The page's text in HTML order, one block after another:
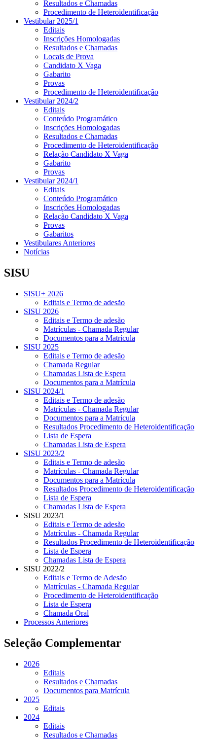
Resultados e Chamadas
Procedimento de Heteroidentificação
Vestibular 2025/1
Editais
Inscrições Homologadas
Resultados e Chamadas
Locais de Prova
Candidato X Vaga
Gabarito
Provas
Procedimento de Heteroidentificação
Vestibular 2024/2
Editais
Conteúdo Programático
Inscrições Homologadas
Resultados e Chamadas
Procedimento de Heteroidentificação
Relação Candidato X Vaga
Gabarito
Provas
Vestibular 2024/1
Editais
Conteúdo Programático
Inscrições Homologadas
Relação Candidato X Vaga
Provas
Gabaritos
Vestibulares Anteriores
Notícias
SISU
SISU+ 2026
Editais e Termo de adesão
SISU 2026
Editais e Termo de adesão
Matrículas - Chamada Regular
Documentos para a Matrícula
SISU 2025
Editais e Termo de adesão
Chamada Regular
Chamadas Lista de Espera
Documentos para a Matrícula
SISU 2024/1
Editais e Termo de adesão
Matrículas - Chamada Regular
Documentos para a Matrícula
Resultados Procedimento de Heteroidentificação
Lista de Espera
Chamadas Lista de Espera
SISU 2023/2
Editais e Termo de adesão
Matrículas - Chamada Regular
Documentos para a Matrícula
Resultados Procedimento de Heteroidentificação
Lista de Espera
Chamadas Lista de Espera
SISU 2023/1
Editais e Termo de adesão
Matrículas - Chamada Regular
Resultados Procedimento de Heteroidentificação
Lista de Espera
Chamadas Lista de Espera
SISU 2022/2
Editais e Termo de Adesão
Matrículas - Chamada Regular
Procedimento de Heteroidentificação
Lista de Espera
Chamada Oral
Processos Anteriores
Seleção Complementar
2026
Editais
Resultados e Chamadas
Documentos para Matrícula
2025
Editais
2024
Editais
Resultados e Chamadas